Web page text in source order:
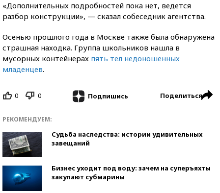
«Дополнительных подробностей пока нет, ведется
разбор конструкции», — сказал собеседник агентства.
Осенью прошлого года в Москве также была обнаружена
страшная находка. Группа школьников нашла в
мусорных контейнерах пять тел недоношенных
младенцев.
0 0 Подпишись Поделиться
РЕКОМЕНДУЕМ:
Судьба наследства: истории удивительных
завещаний
Бизнес уходит под воду: зачем на суперъяхты
закупают субмарины